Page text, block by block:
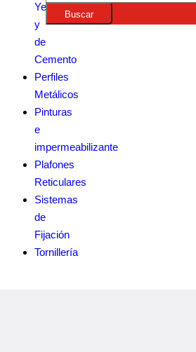
Yeso
y
de
Cemento
Perfiles
Metálicos
Pinturas
e
impermeabilizante
Plafones
Reticulares
Sistemas
de
Fijación
Tornillería
Buscar